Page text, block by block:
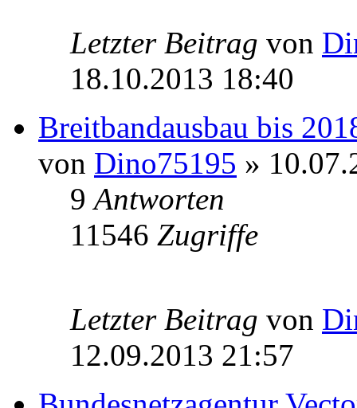
Letzter Beitrag von
18.10.2013 18:40
Breitbandausbau bis
von Dino75195 »
9Antworten
11546 Zugriffe
Letzter Beitrag von
12.09.2013 21:57